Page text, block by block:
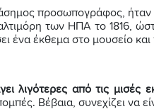
προσωπογράφος,
των ΗΠΑ το 1816,
ένα έκθεμα στο μουσείο και
λιγότερες από τις μισές
Βέβαια, συνεχίζει να